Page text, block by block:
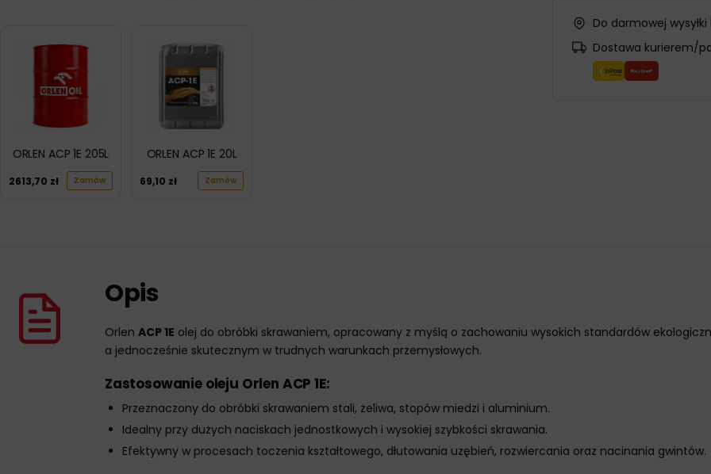
ORLEN ACP 1E 205L
2613,70 zł Zamów
ORLEN ACP 1E 20L
69,10 zł Zamów
Do darmowej
Dostawa kurierem/
Opis
Orlen ACP 1E olej do obróbki skrawaniem, opracowany z myślą o zachowaniu wysokich standardów
a jednocześnie skutecznym w trudnych warunkach przemysłowych.
Zastosowanie oleju Orlen ACP 1E:
Przeznaczony do obróbki skrawaniem stali, żeliwa, stopów miedzi i aluminium.
Idealny przy dużych naciskach jednostkowych i wysokiej szybkości skrawania.
Efektywny w procesach toczenia kształtowego, dłutowania uzębień, rozwiercania oraz nacinania gwintów.